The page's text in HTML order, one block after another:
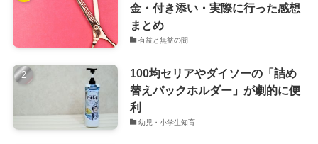
金・付き添い・実際に行った感想
まとめ
有益と無益の間
100均セリアやダイソーの「詰め
替えパックホルダー」が劇的に便
利
幼児・小学生知育